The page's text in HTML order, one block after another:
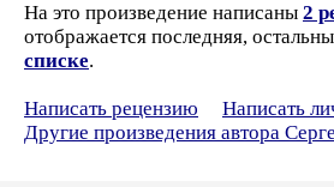
На это произведение написаны 2
отображается последняя,
списке.
Написать рецензию
Написать
Другие произведения автора